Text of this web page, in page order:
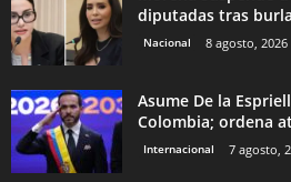
diputadas tras
Nacional 8 agosto, 2026
Asume De la
Colombia; ordena
Internacional 7 agosto,